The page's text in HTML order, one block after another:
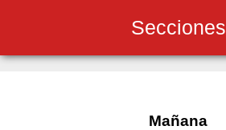
Secciones
Mañana